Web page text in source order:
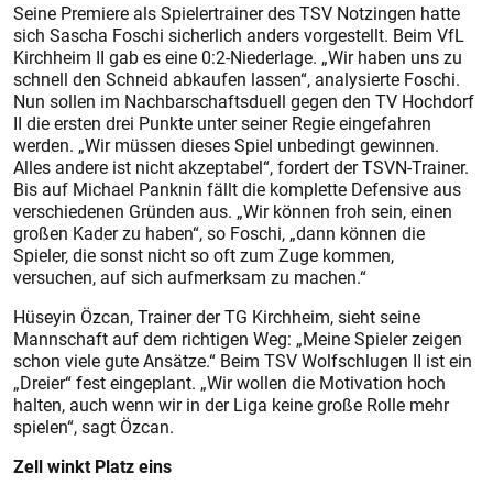
Seine Premiere als Spielertrainer des TSV Notzingen hatte
sich Sascha Foschi sicherlich anders vorgestellt. Beim VfL
Kirchheim II gab es eine 0:2-Niederlage. „Wir haben uns zu
schnell den Schneid abkaufen lassen“, analysierte Foschi.
Nun sollen im Nachbarschaftsduell gegen den TV Hochdorf
II die ersten drei Punkte unter seiner Regie eingefahren
werden. „Wir müssen dieses Spiel unbedingt gewinnen.
Alles andere ist nicht akzeptabel“, fordert der TSVN-Trainer.
Bis auf Michael Panknin fällt die komplette Defensive aus
verschiedenen Gründen aus. „Wir können froh sein, einen
großen Kader zu haben“, so Foschi, „dann können die
Spieler, die sonst nicht so oft zum Zuge kommen,
versuchen, auf sich aufmerksam zu machen.“
Hüseyin Özcan, Trainer der TG Kirchheim, sieht seine
Mannschaft auf dem richtigen Weg: „Meine Spieler zeigen
schon viele gute Ansätze.“ Beim TSV Wolfschlugen II ist ein
„Dreier“ fest eingeplant. „Wir wollen die Motivation hoch
halten, auch wenn wir in der Liga keine große Rolle mehr
spielen“, sagt Özcan.
Zell winkt Platz eins